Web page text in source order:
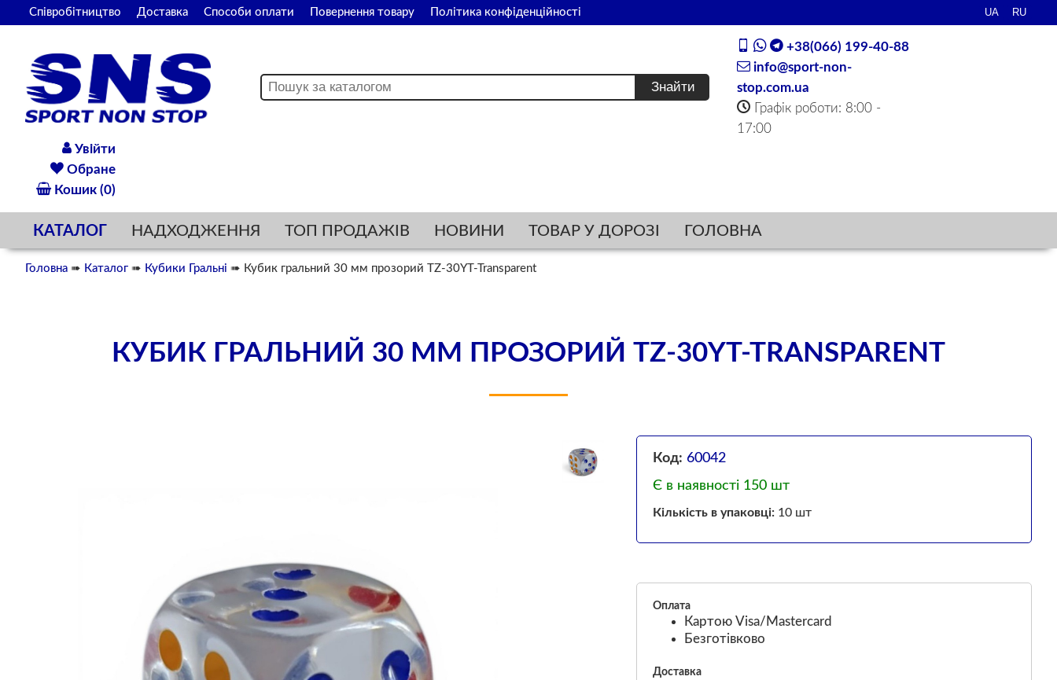
Співробітництво Доставка Способи оплати Повернення товару Політика конфіденційності
+38(066) 199-40-88
info@sport-non-
stop.com.ua
Графік роботи: 8:00 -
17:00
Увійти
Обране
Кошик (0)
КАТАЛОГ НАДХОДЖЕННЯ ТОП ПРОДАЖІВ НОВИНИ ТОВАР У ДОРОЗІ ГОЛОВНА
Головна ➠ Каталог ➠ Кубики Гральні ➠ Кубик гральний 30 мм прозорий TZ-30YT-Transparent
КУБИК ГРАЛЬНИЙ 30 ММ ПРОЗОРИЙ TZ-30YT-TRANSPARENT
Код: 60042
Є в наявності 150 шт
Кількість в упаковці: 10 шт
Оплата
Картою Visa/Mastercard
Безготівково
Доставка